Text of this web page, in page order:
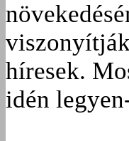
híresek.
idén